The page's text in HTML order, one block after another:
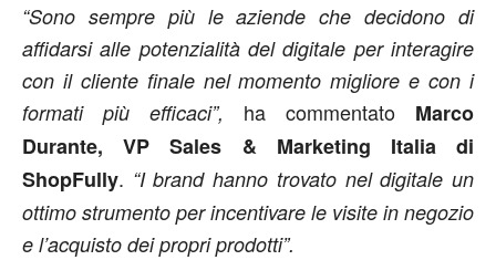
“Sono sempre più le aziende che decidono di
affidarsi alle potenzialità del digitale per interagire
con il cliente finale nel momento migliore e con i
formati più efficaci”, ha commentato Marco
Durante, VP Sales & Marketing Italia di
ShopFully. “I brand hanno trovato nel digitale un
ottimo strumento per incentivare le visite in negozio
e l’acquisto dei propri prodotti”.